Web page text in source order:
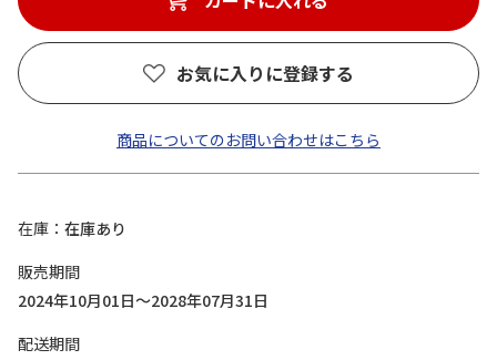
お気に入りに登録する
商品についてのお問い合わせはこちら
在庫
在庫あり
販売期間
2024年10月01日～2028年07月31日
配送期間